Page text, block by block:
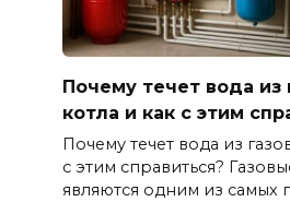
Почему течет вода из
котла и как с этим
Почему течет вода из
с этим справиться?
являются одним из самых